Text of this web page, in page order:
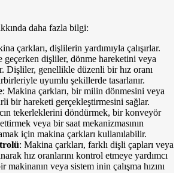
daha fazla bilgi:
çarkları, dişlilerin yardımıyla çalışırlar.
dişliler, dönme hareketini veya
Dişliler, genellikle düzenli bir hız oranı
uyumlu şekillerde tasarlanır.
: Makina çarkları, bir milin dönmesini veya
bir hareketi gerçekleştirmesini sağlar.
tekerleklerini döndürmek, bir konveyör
veya bir saat mekanizmasının
için makina çarkları kullanılabilir.
: Makina çarkları, farklı dişli çapları veya
hız oranlarını kontrol etmeye yardımcı
veya sistem inin çalışma hızını